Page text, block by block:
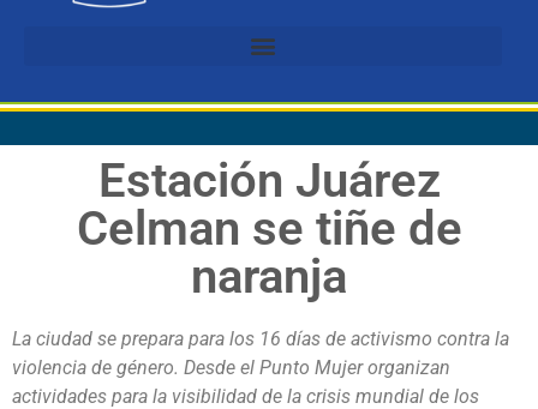
Estación Juárez
Celman se tiñe de
naranja
La ciudad se prepara para los 16 días de activismo contra la
violencia de género. Desde el Punto Mujer organizan
actividades para la visibilidad de la crisis mundial de los